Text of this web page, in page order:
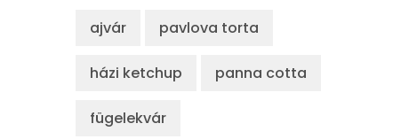
ajvár pavlova torta
házi ketchup panna cotta
fügelekvár